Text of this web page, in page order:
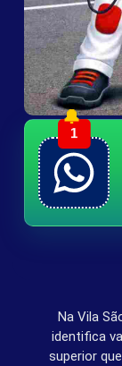
1
🔔
Na Vila
identifica
superior